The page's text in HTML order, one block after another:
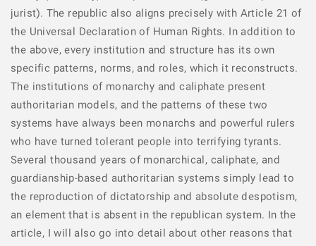
jurist). The republic also aligns precisely with Article 21 of
the Universal Declaration of Human Rights. In addition to
the above, every institution and structure has its own
specific patterns, norms, and roles, which it reconstructs.
The institutions of monarchy and caliphate present
authoritarian models, and the patterns of these two
systems have always been monarchs and powerful rulers
who have turned tolerant people into terrifying tyrants.
Several thousand years of monarchical, caliphate, and
guardianship-based authoritarian systems simply lead to
the reproduction of dictatorship and absolute despotism,
an element that is absent in the republican system. In the
article, I will also go into detail about other reasons that